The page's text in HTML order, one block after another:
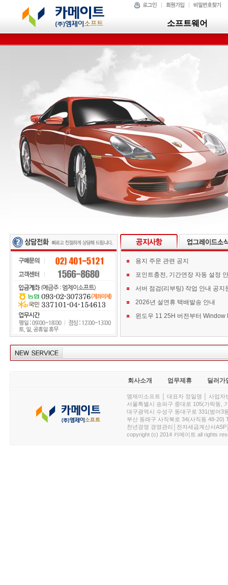
소프트웨어
용지 주문 관련 공지
포인트충전, 기간연장 자동 설정
서버 점검(리부팅) 작업 안내 공지
2026년 설연휴 택배발송 안내
회사소개 업무제휴 딜러가
엠제이소프트 │ 대표자 정일영 │ 사업
서울특별시 송파구 중대로 105(가락동,
대구광역시 수성구 동대구로 331(범어3
부산 동래구 사직북로 34(사직동 48-20)
천년경영 경영관리│전자세금계산서
copyright (c) 2014 카메이트 all rights